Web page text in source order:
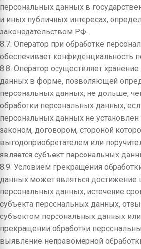
персональных данных в
и иных публичных интересах,
законодательством РФ.
8.7. Оператор при обработке
обеспечивает конфиденциальность
8.8. Оператор осуществляет
данных в форме, позволяющей
персональных данных, не дольше,
обработки персональных данных,
персональных данных не
законом, договором, стороной
выгодоприобретателем или
является субъект персональных
8.9. Условием прекращения
данных может являться достижение
персональных данных, истечение
субъекта персональных данных,
субъектом персональных данных
прекращении обработки
выявление неправомерной